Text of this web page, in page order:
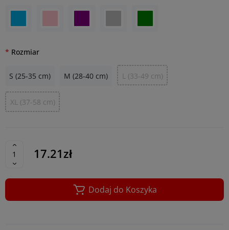
Rozmiar
S (25-35 cm) M (28-40 cm) L (33-49 cm)
XL (37-58 cm)
17.21zł
Dodaj do Koszyka